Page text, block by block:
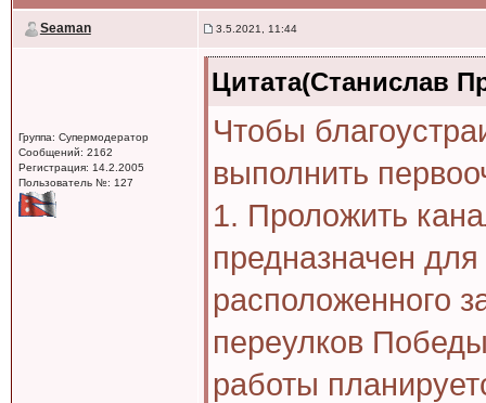
Seaman 3.5.2021, 11:44
Группа: Супермодератор
Сообщений: 2162
Регистрация: 14.2.2005
Пользователь №: 127
Цитата(Станислав
Чтобы
выполнить
1. Проложить
предназначен
расположенного
переулков
работы